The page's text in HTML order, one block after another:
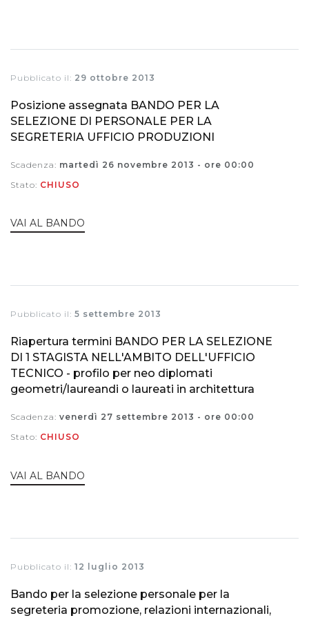
Pubblicato il: 29 ottobre 2013
Posizione assegnata BANDO PER LA
SELEZIONE DI PERSONALE PER LA
SEGRETERIA UFFICIO PRODUZIONI
Scadenza: martedì 26 novembre 2013 - ore 00:00
Stato: CHIUSO
VAI AL BANDO
Pubblicato il: 5 settembre 2013
Riapertura termini BANDO PER LA SELEZIONE
DI 1 STAGISTA NELL'AMBITO DELL'UFFICIO
TECNICO - profilo per neo diplomati
geometri/laureandi o laureati in architettura
Scadenza: venerdì 27 settembre 2013 - ore 00:00
Stato: CHIUSO
VAI AL BANDO
Pubblicato il: 12 luglio 2013
Bando per la selezione personale per la
segreteria promozione, relazioni internazionali,